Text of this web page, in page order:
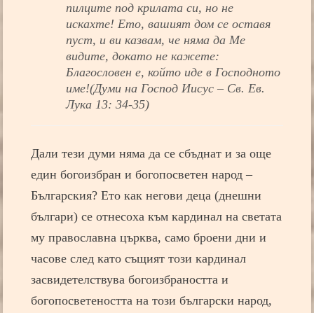
пилците под крилата си, но не
искахте! Ето, вашият дом се оставя
пуст, и ви казвам, че няма да Ме
видите, докато не кажете:
Благословен е, който иде в Господното
име!(Думи на Господ Иисус – Св. Ев.
Лука 13: 34-35)
Дали тези думи няма да се сбъднат и за още
един богоизбран и богопосветен народ –
Българския? Ето как негови деца (днешни
българи) се отнесоха към кардинал на светата
му православна църква, само броени дни и
часове след като същият този кардинал
засвидетелствува богоизбраността и
богопосветеността на този български народ,